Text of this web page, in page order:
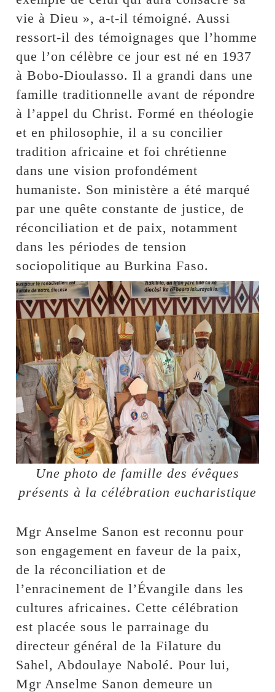
vie à Dieu », a-t-il témoigné. Aussi
ressort-il des témoignages que l’homme
que l’on célèbre ce jour est né en 1937
à Bobo-Dioulasso. Il a grandi dans une
famille traditionnelle avant de répondre
à l’appel du Christ. Formé en théologie
et en philosophie, il a su concilier
tradition africaine et foi chrétienne
dans une vision profondément
humaniste. Son ministère a été marqué
par une quête constante de justice, de
réconciliation et de paix, notamment
dans les périodes de tension
sociopolitique au Burkina Faso.
Une photo de famille des évêques
présents à la célébration eucharistique
Mgr Anselme Sanon est reconnu pour
son engagement en faveur de la paix,
de la réconciliation et de
l’enracinement de l’Évangile dans les
cultures africaines. Cette célébration
est placée sous le parrainage du
directeur général de la Filature du
Sahel, Abdoulaye Nabolé. Pour lui,
Mgr Anselme Sanon demeure un